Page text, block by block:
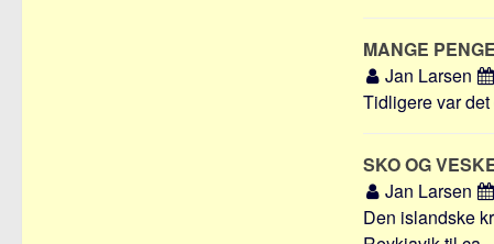
MANGE
Jan Larsen
Tidligere var
SKO OG
Jan Larsen
Den islandske